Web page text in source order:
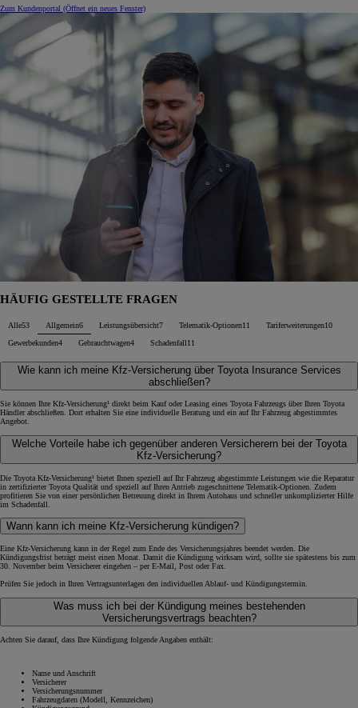
Zum Kundenportal (Öffnet ein neues Fenster)
HÄUFIG GESTELLTE FRAGEN
Alle53 Allgemein6 Leistungsübersicht7 Telematik-Optionen11 Tariferweiterungen10
Gewerbekunden4 Gebrauchtwagen4 Schadenfall11
Wie kann ich meine Kfz-Versicherung über Toyota Insurance Services
abschließen?
Sie können Ihre Kfz-Versicherung¹ direkt beim Kauf oder Leasing eines Toyota Fahrzeugs über Ihren Toyota
Händler abschließen. Dort erhalten Sie eine individuelle Beratung und ein auf Ihr Fahrzeug abgestimmtes
Angebot.
Welche Vorteile habe ich gegenüber anderen Versicherern bei der Toyota
Kfz-Versicherung?
Die Toyota Kfz-Versicherung¹ bietet Ihnen speziell auf Ihr Fahrzeug abgestimmte Leistungen wie die Reparatur
in zertifizierter Toyota Qualität und speziell auf Ihren Antrieb zugeschnittene Telematik-Optionen. Zudem
profitieren Sie von einer persönlichen Betreuung direkt in Ihrem Autohaus und schneller unkomplizierter Hilfe
im Schadenfall.
Wann kann ich meine Kfz-Versicherung kündigen?
Eine Kfz-Versicherung kann in der Regel zum Ende des Versicherungsjahres beendet werden. Die
Kündigungsfrist beträgt meist einen Monat. Damit die Kündigung wirksam wird, sollte sie spätestens bis zum
30. November beim Versicherer eingehen – per E-Mail, Post oder Fax.
Prüfen Sie jedoch in Ihren Vertragsunterlagen den individuellen Ablauf- und Kündigungstermin.
Was muss ich bei der Kündigung meines bestehenden
Versicherungsvertrags beachten?
Achten Sie darauf, dass Ihre Kündigung folgende Angaben enthält:
Name und Anschrift
Versicherer
Versicherungsnummer
Fahrzeugdaten (Modell, Kennzeichen)